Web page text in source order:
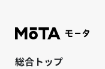
総合トップ